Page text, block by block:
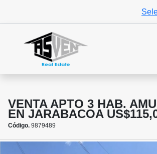
VENTA APTO 3 HAB.
EN JARABACOA
Código. 9879489